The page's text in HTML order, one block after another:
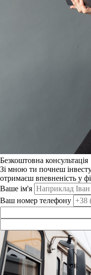
Безкоштовна консультація
Зі мною ти почнеш
отримаєш впевненість у
Ваше ім'я
Ваш номер телефону